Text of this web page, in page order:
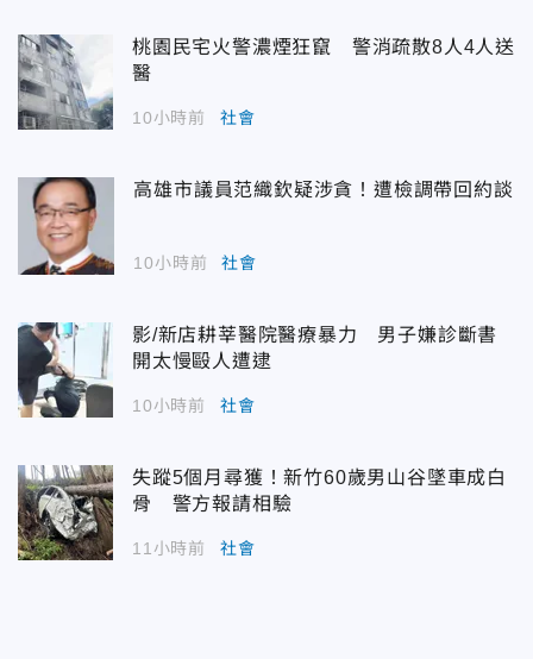
桃園民宅火警濃煙狂竄 警消疏散8人4人送
醫
10小時前 社會
高雄市議員范織欽疑涉貪！遭檢調帶回約談
10小時前 社會
影/新店耕莘醫院醫療暴力 男子嫌診斷書
開太慢毆人遭逮
10小時前 社會
失蹤5個月尋獲！新竹60歲男山谷墜車成白
骨 警方報請相驗
11小時前 社會